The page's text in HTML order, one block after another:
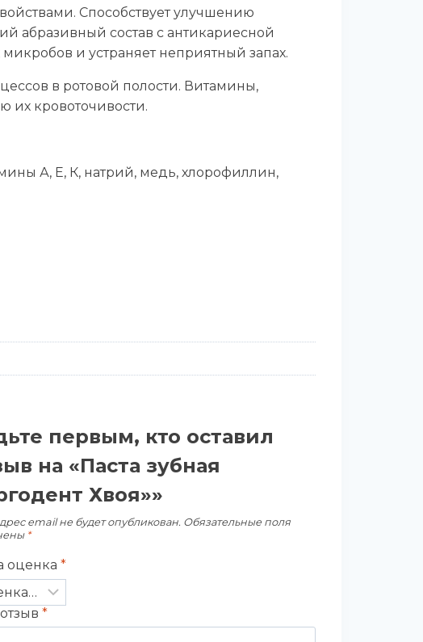
Способствует улучшению
абразивный состав с антикариесной
и устраняет неприятный запах.
в ротовой полости. Витамины,
их кровоточивости.
А, Е, К, натрий, медь, хлорофиллин,
первым, кто оставил
на «Паста зубная
Хвоя»»
email не будет опубликован. Обязательные поля
*
оценка *
*